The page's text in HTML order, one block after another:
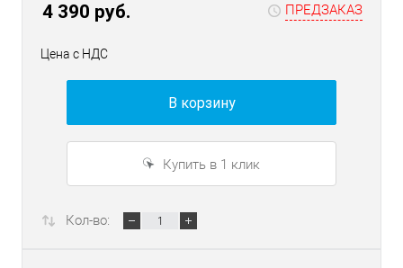
4 390 руб. ПРЕДЗАКАЗ
Цена с НДС
В корзину
Купить в 1 клик
Кол-во: